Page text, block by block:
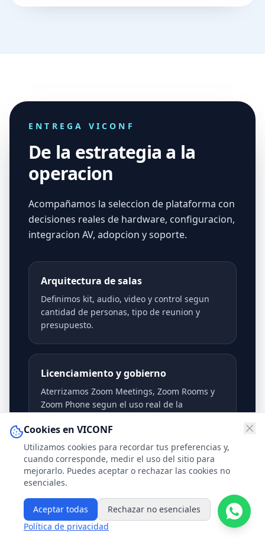
ENTREGA VICONF
De la estrategia a la
operacion
Acompañamos la seleccion de plataforma con
decisiones reales de hardware, configuracion,
integracion AV, adopcion y soporte.
Arquitectura de salas
Definimos kit, audio, video y control segun
cantidad de personas, tipo de reunion y
presupuesto.
Licenciamiento y gobierno
Aterrizamos Zoom Meetings, Zoom Rooms y
Zoom Phone segun el uso real de la
Implementacion y adopcion
Instalamos, configuramos, capacitamos y
dejamos una experiencia lista para operar sin
friccion.
Cookies en VICONF
Utilizamos cookies para recordar tus preferencias y,
cuando corresponde, medir el uso del sitio para
mejorarlo. Puedes aceptar o rechazar las cookies no
esenciales.
Aceptar todas
Rechazar no esenciales
Política de privacidad